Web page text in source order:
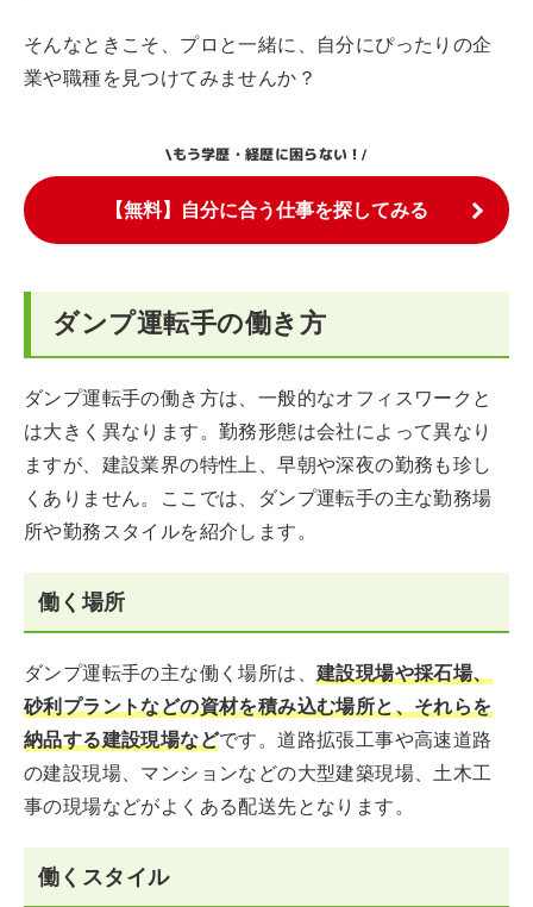
そんなときこそ、プロと一緒に、自分にぴったりの企
業や職種を見つけてみませんか？
\もう学歴・経歴に困らない！/
【無料】自分に合う仕事を探してみる
ダンプ運転手の働き方
ダンプ運転手の働き方は、一般的なオフィスワークと
は大きく異なります。勤務形態は会社によって異なり
ますが、建設業界の特性上、早朝や深夜の勤務も珍し
くありません。ここでは、ダンプ運転手の主な勤務場
所や勤務スタイルを紹介します。
働く場所
ダンプ運転手の主な働く場所は、 建設現場や採石場、
砂利プラントなどの資材を積み込む場所と、それらを
納品する建設現場などです。道路拡張工事や高速道路
の建設現場、マンションなどの大型建築現場、土木工
事の現場などがよくある配送先となります。
働くスタイル